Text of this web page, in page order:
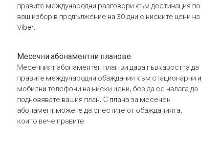
правите международни разговори към дестинация по
ваш избор в продължение на 30 дни с ниските цени на
Viber.
Месечни абонаментни планове
Месечният абонаментен план ви дава гъвкавостта да
правите международни обаждания към стационарни и
мобилни телефони на ниски цени, без да се налага да
подновявате вашия план. С плана за месечен
абонамент можете да спестите от обажданията,
които вече правите